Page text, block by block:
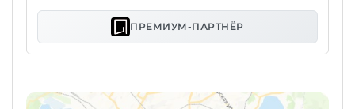
ПРЕМИУМ-ПАРТНЁР